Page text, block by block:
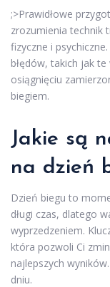
;>Prawidłowe
zrozumienia technik
fizyczne i
błędów, takich jak
osiągnięciu
biegiem.
Jakie są
na dzień
Dzień biegu to
długi czas, dlatego
wyprzedzeniem.
która pozwoli Ci
najlepszych
dniu.